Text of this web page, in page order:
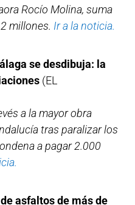
Rocío Molina, suma
millones. Ir a la noticia.
se desdibuja: la
(EL
a la mayor obra
tras paralizar los
a pagar 2.000
asfaltos de más de